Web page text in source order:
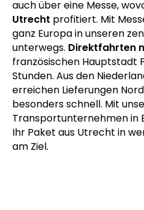
auch über eine Messe,
Utrecht profitiert. Mit
ganz Europa in unseren
unterwegs. Direktfahrten
französischen Hauptstadt
Stunden. Aus den
erreichen Lieferungen
besonders schnell. Mit
Transportunternehmen in
Ihr Paket aus Utrecht in
am Ziel.